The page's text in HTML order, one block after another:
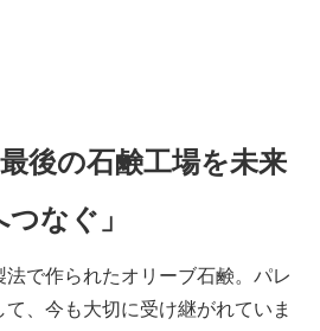
後の石鹸工場を未来
つなぐ」
法で作られたオリーブ石鹸。パレ
、今も大切に受け継がれていま